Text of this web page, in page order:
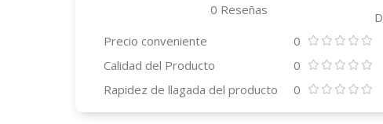
0 Reseñas
Precio conveniente
0
Calidad del Producto
0
Rapidez de llagada del producto
0